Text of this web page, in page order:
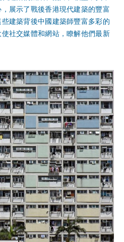
展示了戰後香港現代建築的豐富
建築背後中國建築師豐富多彩的
使社交媒體和網站，瞭解他們最新